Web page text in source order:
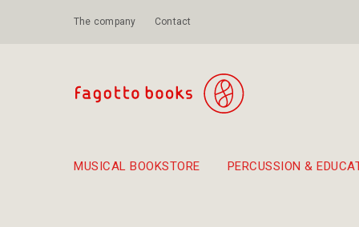
The company Contact
MUSICAL BOOKSTORE PERCUSSION &